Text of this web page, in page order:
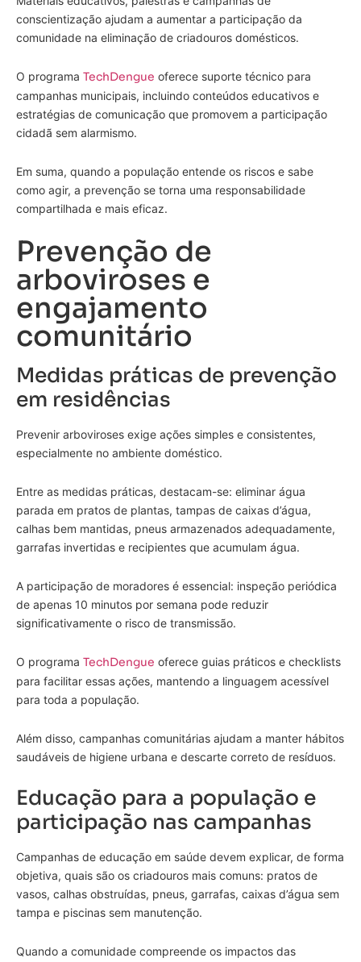
conscientização ajudam a aumentar a participação da
comunidade na eliminação de criadouros domésticos.
O programa TechDengue oferece suporte técnico para
campanhas municipais, incluindo conteúdos educativos e
estratégias de comunicação que promovem a participação
cidadã sem alarmismo.
Em suma, quando a população entende os riscos e sabe
como agir, a prevenção se torna uma responsabilidade
compartilhada e mais eficaz.
Prevenção de
arboviroses e
engajamento
comunitário
Medidas práticas de prevenção
em residências
Prevenir arboviroses exige ações simples e consistentes,
especialmente no ambiente doméstico.
Entre as medidas práticas, destacam-se: eliminar água
parada em pratos de plantas, tampas de caixas d’água,
calhas bem mantidas, pneus armazenados adequadamente,
garrafas invertidas e recipientes que acumulam água.
A participação de moradores é essencial: inspeção periódica
de apenas 10 minutos por semana pode reduzir
significativamente o risco de transmissão.
O programa TechDengue oferece guias práticos e checklists
para facilitar essas ações, mantendo a linguagem acessível
para toda a população.
Além disso, campanhas comunitárias ajudam a manter hábitos
saudáveis de higiene urbana e descarte correto de resíduos.
Educação para a população e
participação nas campanhas
Campanhas de educação em saúde devem explicar, de forma
objetiva, quais são os criadouros mais comuns: pratos de
vasos, calhas obstruídas, pneus, garrafas, caixas d’água sem
tampa e piscinas sem manutenção.
Quando a comunidade compreende os impactos das